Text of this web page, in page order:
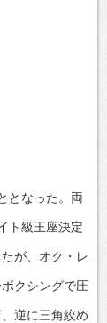
となった。両
ト級王座決定
が、オク・レ
クシングで圧
逆に三角絞め